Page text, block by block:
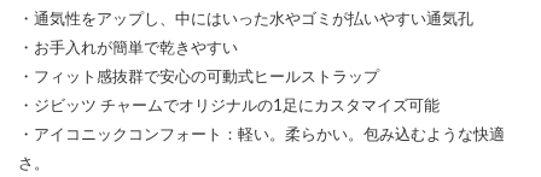
・通気性をアップし、中にはいった水やゴミが払いやすい通気孔
・お手入れが簡単で乾きやすい
・フィット感抜群で安心の可動式ヒールストラップ
・ジビッツ チャームでオリジナルの1足にカスタマイズ可能
・アイコニックコンフォート：軽い。柔らかい。包み込むような快適
さ。